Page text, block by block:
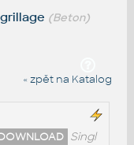
(Beton)
« zpět na Katalog
Singl